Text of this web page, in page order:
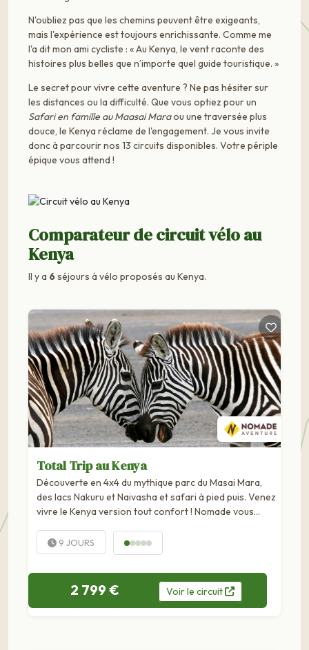
N'oubliez pas que les chemins peuvent être exigeants,
mais l'expérience est toujours enrichissante. Comme me
l'a dit mon ami cycliste : « Au Kenya, le vent raconte des
histoires plus belles que n’importe quel guide touristique. »
Le secret pour vivre cette aventure ? Ne pas hésiter sur
les distances ou la difficulté. Que vous optiez pour un
Safari en famille au Maasai Maraou une traversée plus
douce, le Kenya réclame de l'engagement. Je vous invite
donc à parcourir nos 13 circuits disponibles. Votre périple
épique vous attend !
Comparateur de circuit vélo au
Kenya
Il y a 6séjours à vélo proposés au Kenya.
Total Trip au Kenya
Découverte en 4x4 du mythique parc du Masai Mara,
des lacs Nakuru et Naivasha et safari à pied puis. Venez
vivre le Kenya version tout confort ! Nomade vous
diversité : Grands espaces peuplés...
9 JOURS
2 799 € Voirle circuit